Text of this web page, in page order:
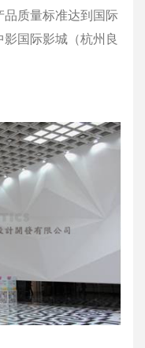
品质量标准达到国际
国际影城（杭州良